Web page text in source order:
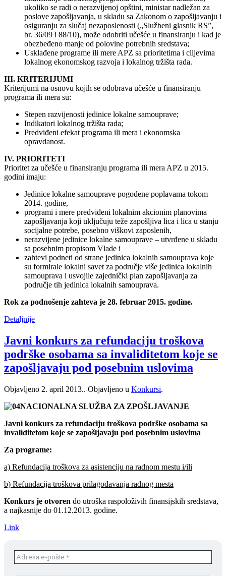
ukoliko se radi o nerazvijenoj opštini, ministar nadležan za
poslove zapošljavanja, u skladu sa Zakonom o zapošljavanju i
osiguranju za slučaj nezaposlenosti („Službeni glasnik RS”,
br. 36/09 i 88/10), može odobriti učešće u finansiranju i kad je
obezbeđeno manje od polovine potrebnih sredstava;
Usklađene programe ili mere APZ sa prioritetima i ciljevima
lokalnog ekonomskog razvoja i lokalnog tržišta rada.
III. KRITERIJUMI
Kriterijumi na osnovu kojih se odobrava učešće u finansiranju
programa ili mera su:
Stepen razvijenosti jedinice lokalne samouprave;
Indikatori lokalnog tržišta rada;
Predviđeni efekat programa ili mera i ekonomska
opravdanost.
IV. PRIORITETI
Prioritet za učešće u finansiranju programa ili mera APZ u 2015.
godini imaju:
Jedinice lokalne samouprave pogođene poplavama tokom
2014. godine,
programi i mere predviđeni lokalnim akcionim planovima
zapošljavanja koji uključuju teže zapošljiva lica i lica u stanju
socijalne potrebe, posebno viškovi zaposlenih,
nerazvijene jedinice lokalne samouprave – utvrđene u skladu
sa posebnim propisom Vlade i
zahtevi podneti od strane jedinica lokalnih samouprava koje
su formirale lokalni savet za područje više jedinica lokalnih
samouprava i usvojile zajednički plan zapošljavanja za
područje tih jedinica lokalnih samouprava.
Rok za podnošenje zahteva je 28. februar 2015. godine.
Detaljnije
Javni konkurs za refundaciju troškova
podrške osobama sa invaliditetom koje se
zapošljavaju pod posebnim uslovima
Objavljeno 2. april 2013.. Objavljeno u Konkursi.
NACIONALNA SLUŽBA ZA ZPOŠLJAVANJE
Javni konkurs za refundaciju troškova podrške osobama sa
invaliditetom koje se zapošljavaju pod posebnim uslovima
Za programe:
a) Refundacija troškova za asistenciju na radnom mestu i/ili
b) Refundacija troškova prilagođavanja radnog mesta
Konkurs je otvoren do utroška raspoloživih finansijskih sredstava,
a najkasnije do 01.12.2013. godine.
Link